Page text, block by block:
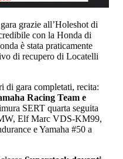
grazie all’Holeshot di
con la Honda di
è stata praticamente
di recupero di Locatelli
di gara completati, recita:
Racing Team e
SERT quarta seguita
Elf Marc VDS-KM99,
e Yamaha #50 a